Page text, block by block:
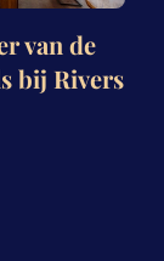
van de
bij Rivers